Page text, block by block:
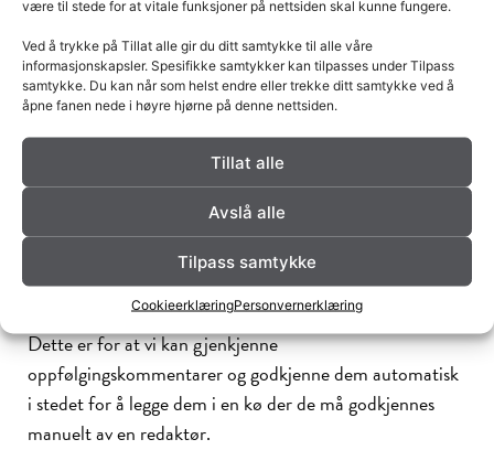
være til stede for at vitale funksjoner på nettsiden skal kunne fungere.
Ved å trykke på Tillat alle gir du ditt samtykke til alle våre
informasjonskapsler. Spesifikke samtykker kan tilpasses under Tilpass
samtykke. Du kan når som helst endre eller trekke ditt samtykke ved å
åpne fanen nede i høyre hjørne på denne nettsiden.
Tillat alle
Avslå alle
Tilpass samtykke
CookieerklæringPersonvernerklæring
Analyse
Hvem vi deler dine opplysninger med
Hvor lenge vi oppbevarer opplysninger
om deg
Hvis du legger igjen en kommentar, blir kommentaren
og informasjon om kommentaren lagret på ubestemt tid.
Dette er for at vi kan gjenkjenne
oppfølgingskommentarer og godkjenne dem automatisk
i stedet for å legge dem i en kø der de må godkjennes
manuelt av en redaktør.